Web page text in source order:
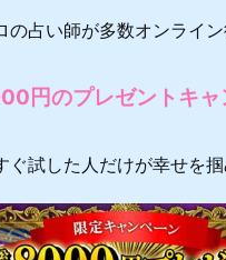
の占い師が多数オンライ
円のプレゼントキャ
ぐ試した人だけが幸せを